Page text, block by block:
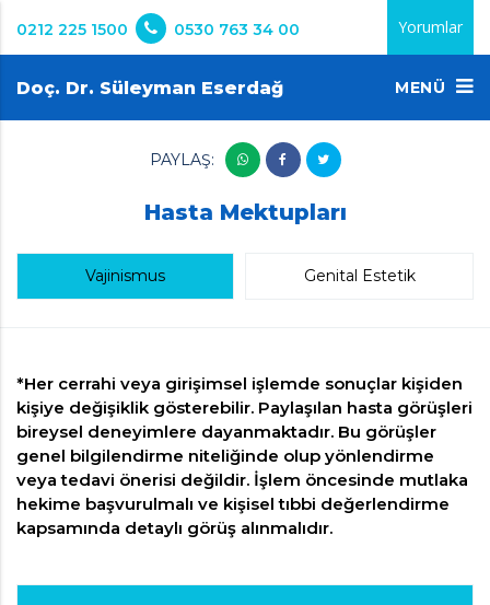
0212 225 1500 0530 763 34 00 Yorumlar
Doç. Dr. Süleyman Eserdağ MENÜ
PAYLAŞ:
Hasta Mektupları
Vajinismus Genital Estetik
*Her cerrahi veya girişimsel işlemde sonuçlar kişiden
kişiye değişiklik gösterebilir. Paylaşılan hasta görüşleri
bireysel deneyimlere dayanmaktadır. Bu görüşler
genel bilgilendirme niteliğinde olup yönlendirme
veya tedavi önerisi değildir. İşlem öncesinde mutlaka
hekime başvurulmalı ve kişisel tıbbi değerlendirme
kapsamında detaylı görüş alınmalıdır.